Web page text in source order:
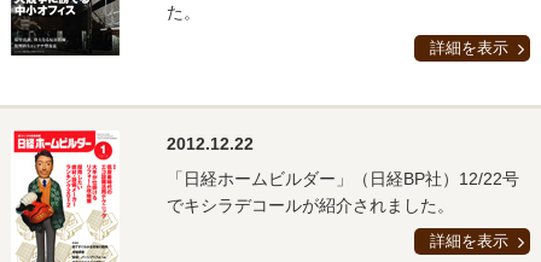
た。
詳細を表示
2012.12.22
「日経ホームビルダー」（日経BP社）12/22号
でキシラデコールが紹介されました。
詳細を表示